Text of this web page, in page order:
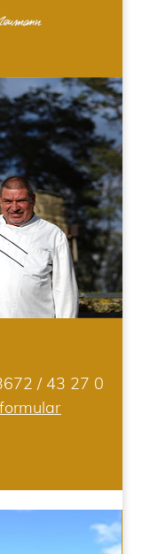
/ 43 27 0